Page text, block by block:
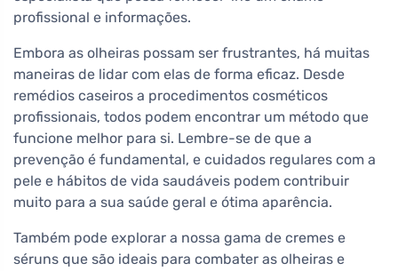
profissional e informações.
Embora as olheiras possam ser frustrantes, há muitas
maneiras de lidar com elas de forma eficaz. Desde
remédios caseiros a procedimentos cosméticos
profissionais, todos podem encontrar um método que
funcione melhor para si. Lembre-se de que a
prevenção é fundamental, e cuidados regulares com a
pele e hábitos de vida saudáveis podem contribuir
muito para a sua saúde geral e ótima aparência.
Também pode explorar a nossa gama de cremes e
séruns que são ideais para combater as olheiras e